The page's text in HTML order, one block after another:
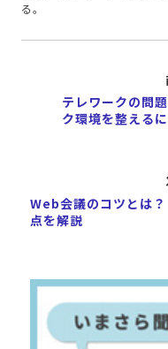
る。
テレワークの問
ク環境を整える
Web会議のコツとは
点を解説